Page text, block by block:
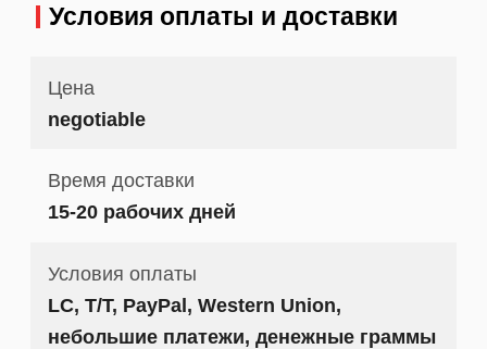
Условия оплаты и доставки
Цена
negotiable
Время доставки
15-20 рабочих дней
Условия оплаты
LC, T/T, PayPal, Western Union,
небольшие платежи, денежные граммы